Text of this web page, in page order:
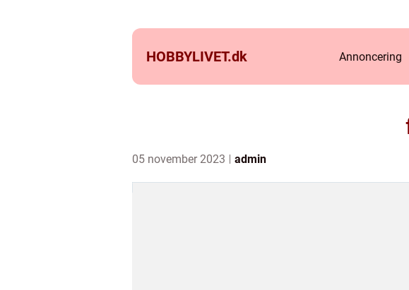
HOBBYLIVET.dk Annoncering
05 november 2023 admin